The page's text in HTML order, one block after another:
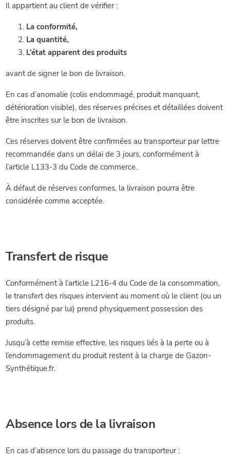
Il appartient au client de vérifier :
La conformité,
La quantité,
L’état apparent des produits
avant de signer le bon de livraison.
En cas d’anomalie (colis endommagé, produit manquant,
détérioration visible), des réserves précises et détaillées doivent
être inscrites sur le bon de livraison.
Ces réserves doivent être confirmées au transporteur par lettre
recommandée dans un délai de 3 jours, conformément à
l’article L133-3 du Code de commerce.
À défaut de réserves conformes, la livraison pourra être
considérée comme acceptée.
Transfert de risque
Conformément à l’article L216-4 du Code de la consommation,
le transfert des risques intervient au moment où le client (ou un
tiers désigné par lui) prend physiquement possession des
produits.
Jusqu’à cette remise effective, les risques liés à la perte ou à
l’endommagement du produit restent à la charge de Gazon-
Synthétique.fr.
Absence lors de la livraison
En cas d’absence lors du passage du transporteur :